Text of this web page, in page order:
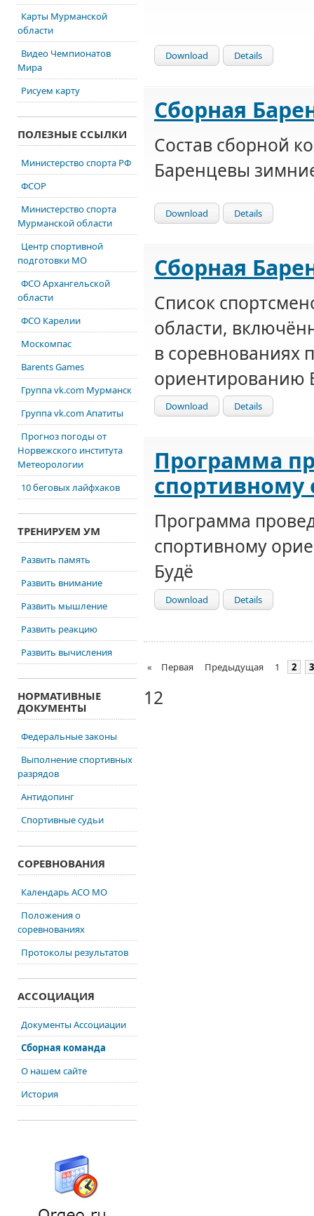
Download Details
Сборная
Состав сборной
Баренцевы
Download Details
Сборная
Список
области,
в соревнованиях
ориентированию
Download Details
Программа
спортивному
Программа
спортивному
Будё
Download Details
« Первая Предыдущая 1 2 3
12
Карты Мурманской
области
Видео Чемпионатов
Мира
Рисуем карту
ПОЛЕЗНЫЕ ССЫЛКИ
Министерство спорта РФ
ФСОР
Министерство спорта
Мурманской области
Центр спортивной
подготовки МО
ФСО Архангельской
области
ФСО Карелии
Москомпас
Barents Games
Группа vk.com Мурманск
Группа vk.com Апатиты
Прогноз погоды от
Норвежского института
Метеорологии
10 беговых лайфхаков
ТРЕНИРУЕМ УМ
Развить память
Развить внимание
Развить мышление
Развить реакцию
Развить вычисления
НОРМАТИВНЫЕ
ДОКУМЕНТЫ
Федеральные законы
Выполнение спортивных
разрядов
Антидопинг
Спортивные судьи
СОРЕВНОВАНИЯ
Календарь АСО МО
Положения о
соревнованиях
Протоколы результатов
АССОЦИАЦИЯ
Документы Ассоциации
Сборная команда
О нашем сайте
История